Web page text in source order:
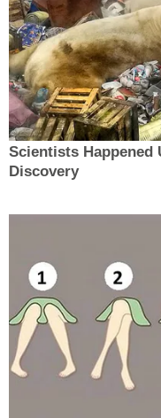
Scientists Happened
Discovery